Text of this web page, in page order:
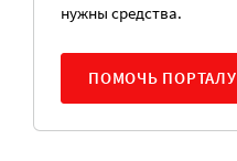
нужны средства.
ПОМОЧЬ ПОРТАЛУ